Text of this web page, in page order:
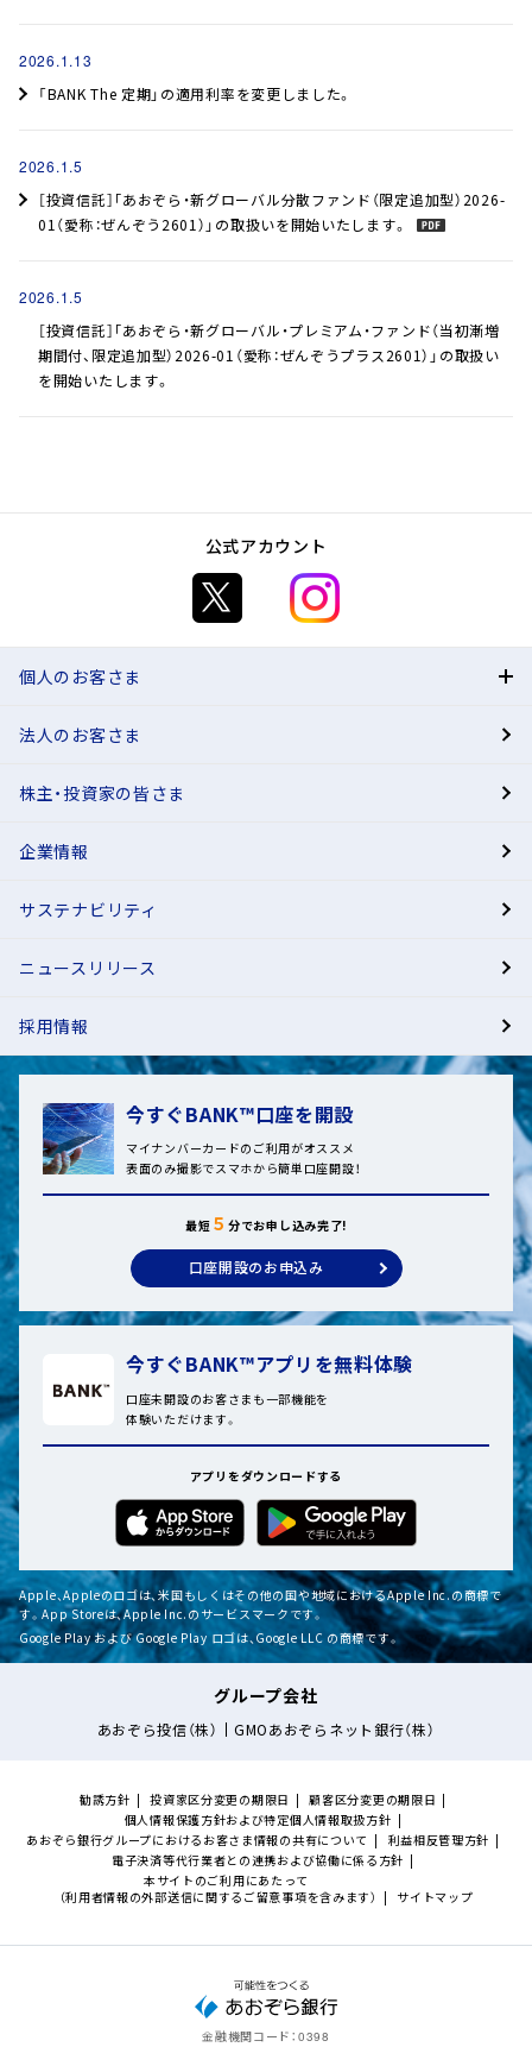
2026.1.13
「BANK The 定期」の適用利率を変更しました。
2026.1.5
［投資信託］｢あおぞら・新グローバル分散ファンド（限定追加型）2026-
01（愛称：ぜんぞう2601）」の取扱いを開始いたします。
2026.1.5
［投資信託］｢あおぞら・新グローバル・プレミアム・ファンド（当初漸増
期間付、限定追加型）2026-01（愛称：ぜんぞうプラス2601）」の取扱い
を開始いたします。
公式アカウント
個人のお客さま
BANK
有人店舗
法人のお客さま
株主・投資家の皆さま
企業情報
サステナビリティ
ニュースリリース
採用情報
今すぐBANK™口座を開設
マイナンバーカードのご利用がオススメ
表面のみ撮影でスマホから簡単口座開設！
最短 ５分でお申し込み完了!
口座開設のお申込み
今すぐBANK™アプリを無料体験
口座未開設のお客さまも一部機能を
体験いただけます。
アプリをダウンロードする
Apple、Appleのロゴは、米国もしくはその他の国や地域におけるApple Inc.の商標で
す。App Storeは、Apple Inc.のサービスマークです。
Google Play および Google Play ロゴは、Google LLC の商標です。
グループ会社
あおぞら投信（株） GMOあおぞらネット銀行（株）
勧誘方針 投資家区分変更の期限日
顧客区分変更の期限日
個人情報保護方針および特定個人情報取扱方針
あおぞら銀行グループにおけるお客さま情報の共有について
利益相反管理方針
電子決済等代行業者との連携および協働に係る方針
本サイトのご利用にあたって
（利用者情報の外部送信に関するご留意事項を含みます）
サイトマップ
金融機関コード： 0398